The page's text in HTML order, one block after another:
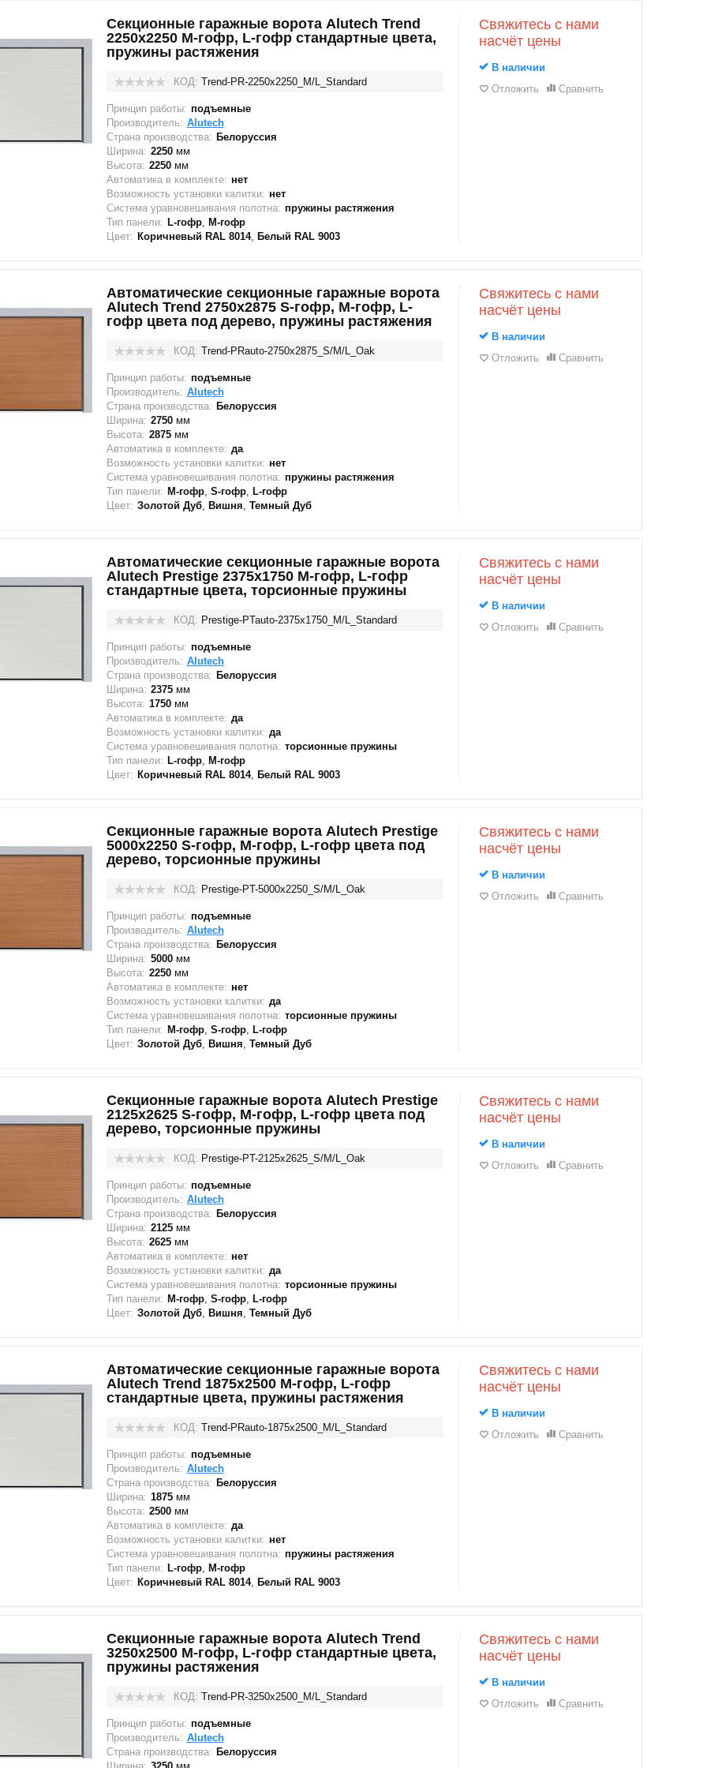
Секционные гаражные ворота Alutech Trend
2250x2250 M-гофр, L-гофр стандартные цвета,
пружины растяжения
КОД: Trend-PR-2250х2250_M/L_Standard
Принцип работы: подъемные
Производитель: Alutech
Страна производства: Белоруссия
Ширина: 2250мм
Высота: 2250мм
Автоматика в комплекте: нет
Возможность установки калитки: нет
Система уравновешивания полотна: пружины растяжения
Тип панели: L-гофр, M-гофр
Цвет: Коричневый RAL 8014, Белый RAL 9003
Свяжитесь с нами
насчёт цены
В наличии
Отложить
Сравнить
Автоматические секционные гаражные ворота
Alutech Trend 2750x2875 S-гофр, М-гофр, L-
гофр цвета под дерево, пружины растяжения
КОД: Trend-PRauto-2750х2875_S/M/L_Oak
Принцип работы: подъемные
Производитель: Alutech
Страна производства: Белоруссия
Ширина: 2750мм
Высота: 2875мм
Автоматика в комплекте: да
Возможность установки калитки: нет
Система уравновешивания полотна: пружины растяжения
Тип панели: M-гофр, S-гофр, L-гофр
Цвет: Золотой Дуб, Вишня, Темный Дуб
Свяжитесь с нами
насчёт цены
В наличии
Отложить
Сравнить
Автоматические секционные гаражные ворота
Alutech Prestige 2375х1750 M-гофр, L-гофр
стандартные цвета, торсионные пружины
КОД: Prestige-PTauto-2375х1750_M/L_Standard
Принцип работы: подъемные
Производитель: Alutech
Страна производства: Белоруссия
Ширина: 2375мм
Высота: 1750мм
Автоматика в комплекте: да
Возможность установки калитки: да
Система уравновешивания полотна: торсионные пружины
Тип панели: L-гофр, M-гофр
Цвет: Коричневый RAL 8014, Белый RAL 9003
Свяжитесь с нами
насчёт цены
В наличии
Отложить
Сравнить
Секционные гаражные ворота Alutech Prestige
5000х2250 S-гофр, M-гофр, L-гофр цвета под
дерево, торсионные пружины
КОД: Prestige-PT-5000х2250_S/M/L_Oak
Принцип работы: подъемные
Производитель: Alutech
Страна производства: Белоруссия
Ширина: 5000мм
Высота: 2250мм
Автоматика в комплекте: нет
Возможность установки калитки: да
Система уравновешивания полотна: торсионные пружины
Тип панели: M-гофр, S-гофр, L-гофр
Цвет: Золотой Дуб, Вишня, Темный Дуб
Свяжитесь с нами
насчёт цены
В наличии
Отложить
Сравнить
Секционные гаражные ворота Alutech Prestige
2125х2625 S-гофр, M-гофр, L-гофр цвета под
дерево, торсионные пружины
КОД: Prestige-PT-2125х2625_S/M/L_Oak
Принцип работы: подъемные
Производитель: Alutech
Страна производства: Белоруссия
Ширина: 2125мм
Высота: 2625мм
Автоматика в комплекте: нет
Возможность установки калитки: да
Система уравновешивания полотна: торсионные пружины
Тип панели: M-гофр, S-гофр, L-гофр
Цвет: Золотой Дуб, Вишня, Темный Дуб
Свяжитесь с нами
насчёт цены
В наличии
Отложить
Сравнить
Автоматические секционные гаражные ворота
Alutech Trend 1875x2500 М-гофр, L-гофр
стандартные цвета, пружины растяжения
КОД: Trend-PRauto-1875х2500_M/L_Standard
Принцип работы: подъемные
Производитель: Alutech
Страна производства: Белоруссия
Ширина: 1875мм
Высота: 2500мм
Автоматика в комплекте: да
Возможность установки калитки: нет
Система уравновешивания полотна: пружины растяжения
Тип панели: L-гофр, M-гофр
Цвет: Коричневый RAL 8014, Белый RAL 9003
Свяжитесь с нами
насчёт цены
В наличии
Отложить
Сравнить
Секционные гаражные ворота Alutech Trend
3250x2500 M-гофр, L-гофр стандартные цвета,
пружины растяжения
КОД: Trend-PR-3250х2500_M/L_Standard
Принцип работы: подъемные
Производитель: Alutech
Страна производства: Белоруссия
Свяжитесь с нами
насчёт цены
В наличии
Отложить
Сравнить